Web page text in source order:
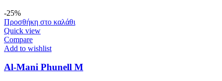
-25%
Προσθήκη στο καλάθι
Quick view
Compare
Add to wishlist
Al-Mani Phunell M